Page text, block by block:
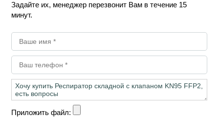
Задайте их, менеджер перезвонит Вам в течение 15
минут.
Приложить файл: